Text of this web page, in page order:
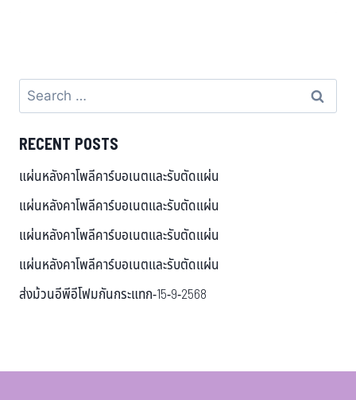
RECENT POSTS
แผ่นหลังคาโพลีคาร์บอเนตและรับตัดแผ่น
แผ่นหลังคาโพลีคาร์บอเนตและรับตัดแผ่น
แผ่นหลังคาโพลีคาร์บอเนตและรับตัดแผ่น
แผ่นหลังคาโพลีคาร์บอเนตและรับตัดแผ่น
ส่งม้วนอีพีอีโฟมกันกระแทก-15-9-2568